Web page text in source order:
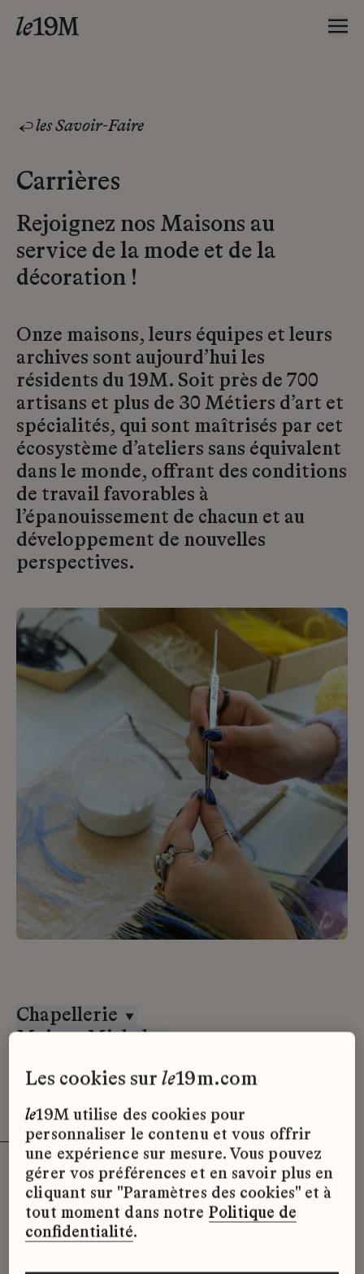
les Savoir-Faire
Carrières
Rejoignez nos Maisons au
service de la mode et de la
décoration !
Onze maisons, leurs équipes et leurs
archives sont aujourd’hui les
résidents du 19M. Soit près de 700
artisans et plus de 30 Métiers d’art et
spécialités, qui sont maîtrisés par cet
écosystème d’ateliers sans équivalent
dans le monde, offrant des conditions
de travail favorables à
l’épanouissement de chacun et au
développement de nouvelles
perspectives.
Chapellerie
Maison Michel
Désolé, il semble qu’il n’y ait pas
d’offres d’emploi disponibles pour le
moment.
les cookies surle19m.com
le19M utilise des cookies pour
personnaliser le contenu et vous offrir
une expérience sur mesure. Vous pouvez
gérer vos préférences et en savoir plus en
cliquant sur "Paramètres des cookies" et à
tout moment dans notre Politique de
confidentialité.